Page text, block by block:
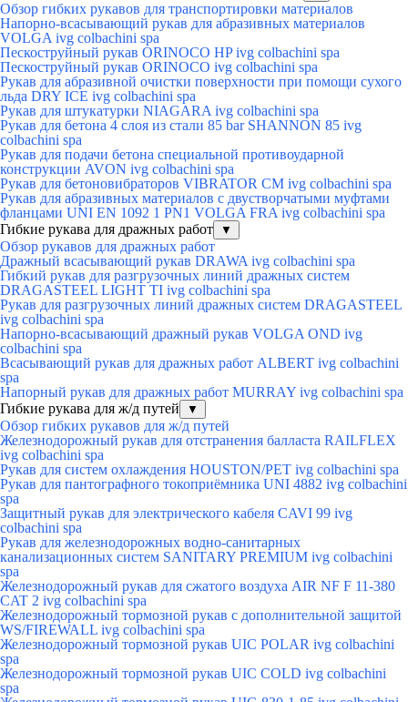
Обзор гибких рукавов для транспортировки материалов
Напорно-всасывающий рукав для абразивных материалов
VOLGA ivg colbachini spa
Пескоструйный рукав ORINOCO HP ivg colbachini spa
Пескоструйный рукав ORINOCO ivg colbachini spa
Рукав для абразивной очистки поверхности при помощи сухого
льда DRY ICE ivg colbachini spa
Рукав для штукатурки NIAGARA ivg colbachini spa
Рукав для бетона 4 слоя из стали 85 bar SHANNON 85 ivg
colbachini spa
Рукав для подачи бетона специальной противоударной
конструкции AVON ivg colbachini spa
Рукав для бетоновибраторов VIBRATOR CM ivg colbachini spa
Рукав для абразивных материалов с двустворчатыми муфтами
фланцами UNI EN 1092 1 PN1 VOLGA FRA ivg colbachini spa
Гибкие рукава для дражных работ
▼
Обзор рукавов для дражных работ
Дражный всасывающий рукав DRAWA ivg colbachini spa
Гибкий рукав для разгрузочных линий дражных систем
DRAGASTEEL LIGHT TI ivg colbachini spa
Рукав для разгрузочных линий дражных систем DRAGASTEEL
ivg colbachini spa
Напорно-всасывающий дражный рукав VOLGA OND ivg
colbachini spa
Всасывающий рукав для дражных работ ALBERT ivg colbachini
spa
Напорный рукав для дражных работ MURRAY ivg colbachini spa
Гибкие рукава для ж/д путей
▼
Обзор гибких рукавов для ж/д путей
Железнодорожный рукав для отстранения балласта RAILFLEX
ivg colbachini spa
Рукав для систем охлаждения HOUSTON/PET ivg colbachini spa
Рукав для пантографного токоприёмника UNI 4882 ivg colbachini
spa
Защитный рукав для электрического кабеля CAVI 99 ivg
colbachini spa
Рукав для железнодорожных водно-санитарных
канализационных систем SANITARY PREMIUM ivg colbachini
spa
Железнодорожный рукав для сжатого воздуха AIR NF F 11-380
CAT 2 ivg colbachini spa
Железнодорожный тормозной рукав с дополнительной защитой
WS/FIREWALL ivg colbachini spa
Железнодорожный тормозной рукав UIC POLAR ivg colbachini
spa
Железнодорожный тормозной рукав UIC COLD ivg colbachini
spa